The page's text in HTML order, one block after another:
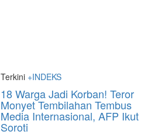
Terkini +INDEKS
18 Warga Jadi Korban! Teror
Monyet Tembilahan Tembus
Media Internasional, AFP Ikut
Soroti